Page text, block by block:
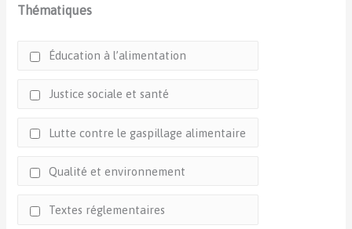
Thématiques
Éducation à l’alimentation
Justice sociale et santé
Lutte contre le gaspillage alimentaire
Qualité et environnement
Textes réglementaires